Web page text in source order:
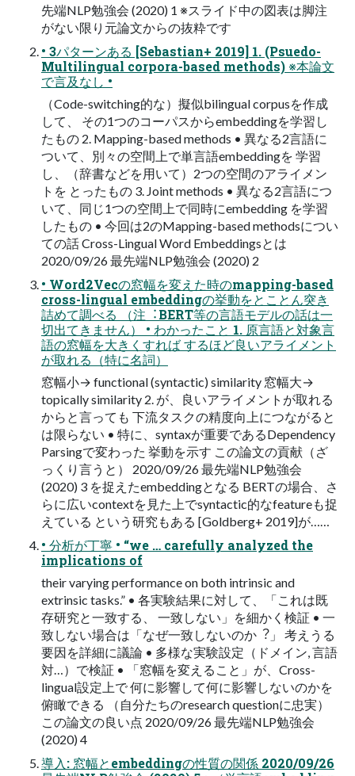
先端NLP勉強会 (2020) 1 ※スライド中の図表は脚注
がない限り元論⽂からの抜粋です
• 3パターンある [Sebastian+ 2019] 1. (Psuedo-
Multilingual corpora-based methods) ※本論⽂
で⾔及なし •
（Code-switching的な）擬似bilingual corpusを作成
して、 その1つのコーパスからembeddingを学習し
たもの 2. Mapping-based methods • 異なる2⾔語に
ついて、別々の空間上で単⾔語embeddingを 学習
し、（辞書などを⽤いて）2つの空間のアライメン
トを とったもの 3. Joint methods • 異なる2⾔語につ
いて、同じ1つの空間上で同時にembedding を学習
したもの • 今回は2のMapping-based methodsについ
ての話 Cross-Lingual Word Embeddingsとは
2020/09/26 最先端NLP勉強会 (2020) 2
• Word2Vecの窓幅を変えた時のmapping-based
cross-lingual embeddingの挙動をとことん突き
詰めて調べる （注︓BERT等の⾔語モデルの話は⼀
切出てきません） • わかったこと 1. 原⾔語と対象⾔
語の窓幅を⼤きくすれば するほど良いアライメント
が取れる（特に名詞）
窓幅⼩→ functional (syntactic) similarity 窓幅⼤→
topically similarity 2. が、良いアライメントが取れる
からと⾔っても 下流タスクの精度向上につながると
は限らない • 特に、syntaxが重要であるDependency
Parsingで変わった 挙動を⽰す この論⽂の貢献（ざ
っくり⾔うと） 2020/09/26 最先端NLP勉強会
(2020) 3 を捉えたembeddingとなる BERTの場合、さ
らに広いcontextを⾒た上でsyntactic的なfeatureも捉
えている という研究もある [Goldberg+ 2019]が……
• 分析が丁寧 • “we … carefully analyzed the
implications of
their varying performance on both intrinsic and
extrinsic tasks.” • 各実験結果に対して、「これは既
存研究と⼀致する、 ⼀致しない」を細かく検証 • ⼀
致しない場合は「なぜ⼀致しないのか︖」 考えうる
要因を詳細に議論 • 多様な実験設定（ドメイン, ⾔語
対…）で検証 • 「窓幅を変えること」が、Cross-
lingual設定上で 何に影響して何に影響しないのかを
俯瞰できる （⾃分たちのresearch questionに忠実）
この論⽂の良い点 2020/09/26 最先端NLP勉強会
(2020) 4
導⼊: 窓幅とembeddingの性質の関係 2020/09/26